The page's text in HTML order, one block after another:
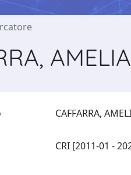
AMELIA
CAFFARRA,
CRI [2011-01 -